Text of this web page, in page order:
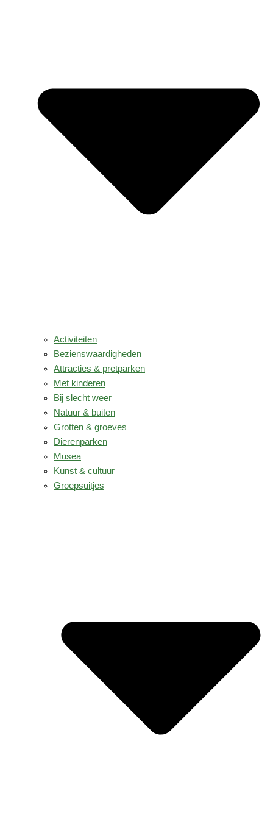
Activiteiten
Bezienswaardigheden
Attracties & pretparken
Met kinderen
Bij slecht weer
Natuur & buiten
Grotten & groeves
Dierenparken
Musea
Kunst & cultuur
Groepsuitjes